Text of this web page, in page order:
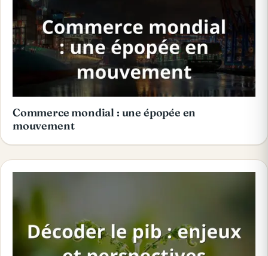
Commerce mondial : une épopée en
mouvement